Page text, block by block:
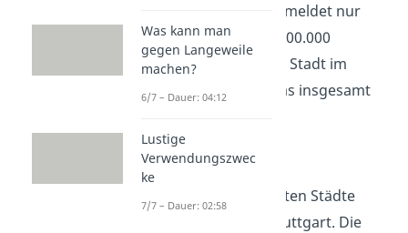
und meldet nur
6.722 Delikte
auf 100.000
Einwohner. Für die Stadt im
Ruhrgebiet sind das insgesamt
Stuttgart
der sichersten Städte
belegt die Stadt Stuttgart. Die
Was kann man
gegen Langeweile
machen?
6/7 – Dauer: 04:12
Lustige
Verwendungszwec
ke
7/7 – Dauer: 02:58